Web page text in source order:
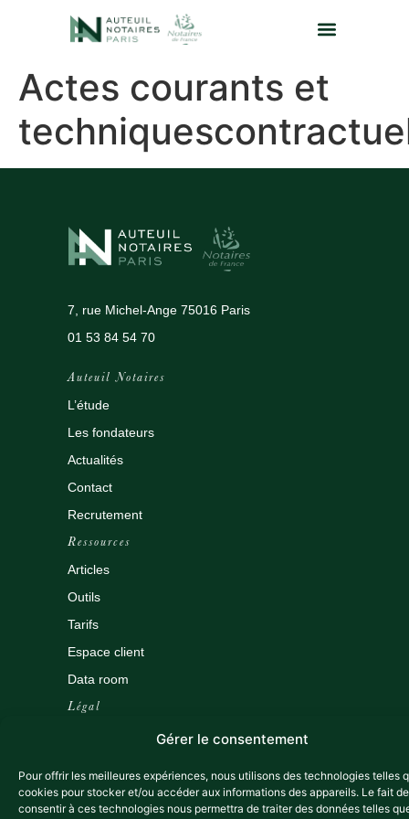
Gérer le consentement
Pour offrir les meilleures expériences, nous utilisons des technologies telles
cookies pour stocker et/ou accéder aux informations des appareils. Le fait de
consentir à ces technologies nous permettra de traiter des données telles
Actes courants et
7, rue Michel-Ange 75016 Paris
01 53 84 54 70
Auteuil Notaires
L’étude
Les fondateurs
Actualités
Contact
Recrutement
Ressources
Articles
Outils
Tarifs
Espace client
Data room
Légal
Mentions légales